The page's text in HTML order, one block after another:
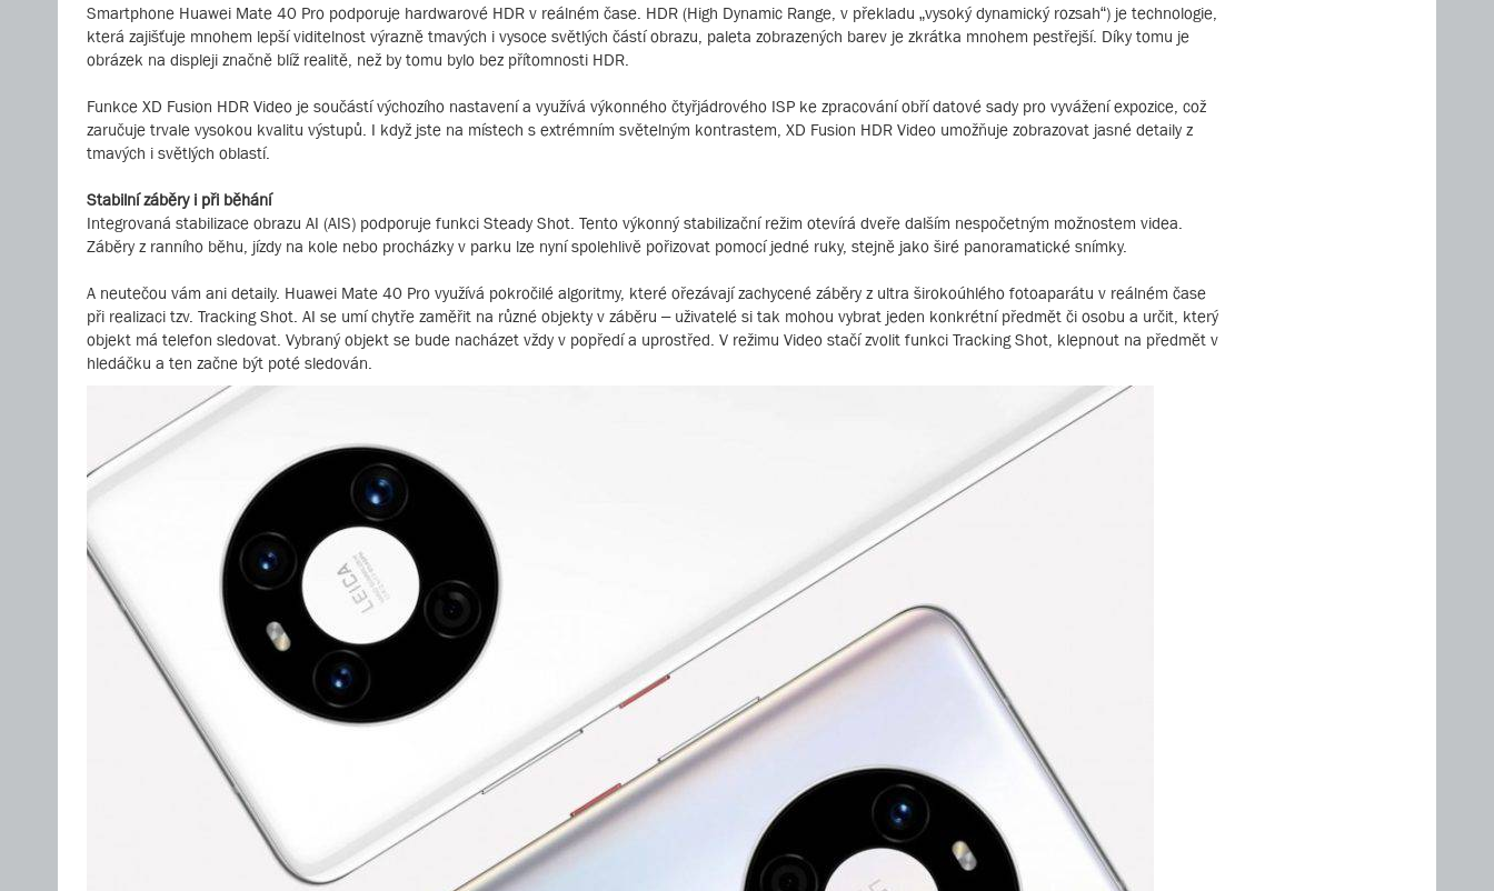
Smartphone Huawei Mate 40 Pro podporuje hardwarové HDR v reálném čase. HDR (High Dynamic Range, v překladu „vysoký dynamický rozsah“) je technologie,
která zajišťuje mnohem lepší viditelnost výrazně tmavých i vysoce světlých částí obrazu, paleta zobrazených barev je zkrátka mnohem pestřejší. Díky tomu je
obrázek na displeji značně blíž realitě, než by tomu bylo bez přítomnosti HDR.
Funkce XD Fusion HDR Video je součástí výchozího nastavení a využívá výkonného čtyřjádrového ISP ke zpracování obří datové sady pro vyvážení expozice, což
zaručuje trvale vysokou kvalitu výstupů. I když jste na místech s extrémním světelným kontrastem, XD Fusion HDR Video umožňuje zobrazovat jasné detaily z
tmavých i světlých oblastí.
Stabilní záběry i při běhání
Integrovaná stabilizace obrazu AI (AIS) podporuje funkci Steady Shot. Tento výkonný stabilizační režim otevírá dveře dalším nespočetným možnostem videa.
Záběry z ranního běhu, jízdy na kole nebo procházky v parku lze nyní spolehlivě pořizovat pomocí jedné ruky, stejně jako širé panoramatické snímky.
A neutečou vám ani detaily. Huawei Mate 40 Pro využívá pokročilé algoritmy, které ořezávají zachycené záběry z ultra širokoúhlého fotoaparátu v reálném čase
při realizaci tzv. Tracking Shot. AI se umí chytře zaměřit na různé objekty v záběru – uživatelé si tak mohou vybrat jeden konkrétní předmět či osobu a určit, který
objekt má telefon sledovat. Vybraný objekt se bude nacházet vždy v popředí a uprostřed. V režimu Video stačí zvolit funkci Tracking Shot, klepnout na předmět v
hledáčku a ten začne být poté sledován.